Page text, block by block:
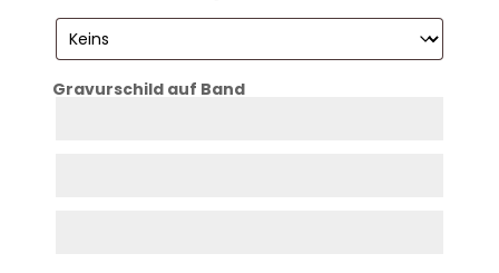
Gravurschild auf Band